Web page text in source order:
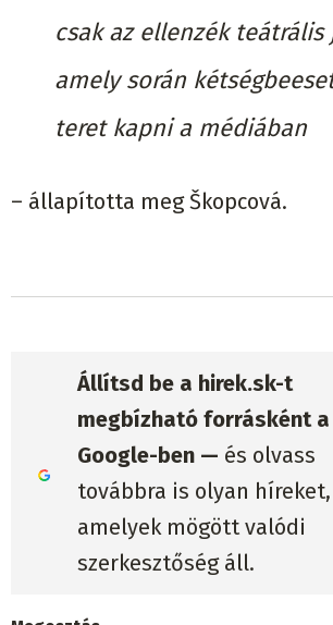
csak az ellenzék teátrális
amely során
teret kapni a médiában
– állapította meg Škopcová.
Állítsd be a hirek.sk-t
megbízható forrásként a
Google-ben — és olvass
továbbra is olyan híreket,
amelyek mögött valódi
szerkesztőség áll.